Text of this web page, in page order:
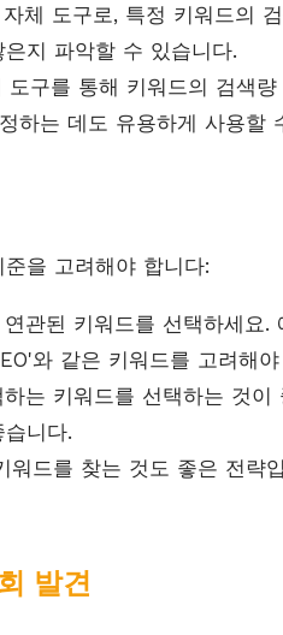
체 도구로, 특정 키워드의
지 파악할 수 있습니다.
도구를 통해 키워드의 검색
하는 데도 유용하게 사용할
을 고려해야 합니다:
관된 키워드를 선택하세요.
와 같은 키워드를 고려해
는 키워드를 선택하는 것
니다.
워드를 찾는 것도 좋은 전략
발견